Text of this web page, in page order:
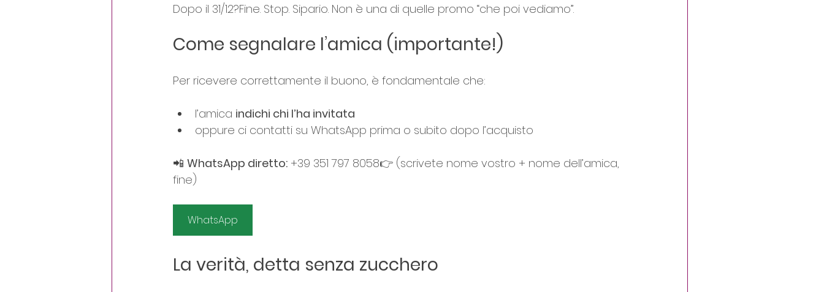
Dopo il 31/12?Fine. Stop. Sipario. Non è una di quelle promo “che poi vediamo”.
Come segnalare l’amica (importante!)
Per ricevere correttamente il buono, è fondamentale che:
l’amica indichi chi l’ha invitata
oppure ci contatti su WhatsApp prima o subito dopo l’acquisto
📲 WhatsApp diretto: +39 351 797 8058👉 (scrivete nome vostro + nome dell’amica,
fine)
WhatsApp
La verità, detta senza zucchero